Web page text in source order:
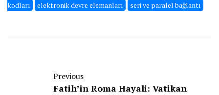
kodları
elektronik devre elemanları seri ve paralel bağlantı
Previous
Fatih’in Roma Hayali: Vatikan